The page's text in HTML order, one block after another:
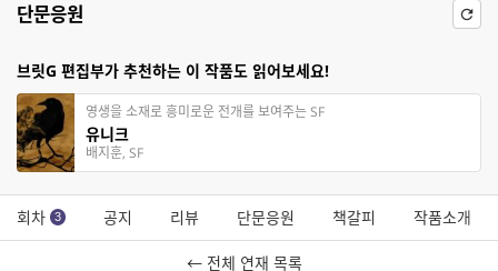
단문응원
브릿G 편집부가 추천하는 이 작품도 읽어보세요!
영생을 소재로 흥미로운 전개를 보여주는 SF
유니크
배지훈, SF
회차 3 공지 리뷰 단문응원 책갈피 작품소개
← 전체 연재 목록